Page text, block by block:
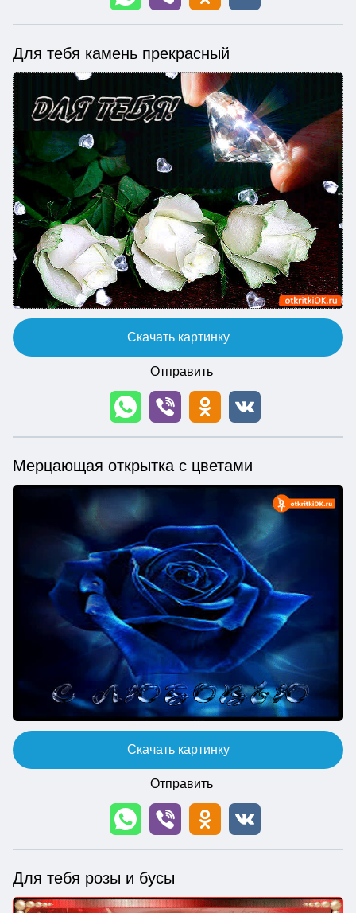
Для тебя камень прекрасный
Скачать картинку
Отправить
Мерцающая открытка с цветами
Скачать картинку
Отправить
Для тебя розы и бусы